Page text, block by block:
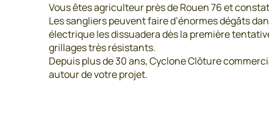
Vous êtes agriculteur près de Rouen 76 et
Les sangliers peuvent faire d’énormes dégâts
électrique les dissuadera dès la première
grillages très résistants.
Depuis plus de 30 ans, Cyclone Clôture
autour de votre projet.